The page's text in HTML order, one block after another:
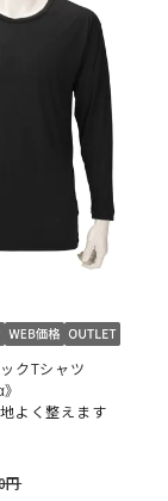
クTシャツ
よく整えます
円